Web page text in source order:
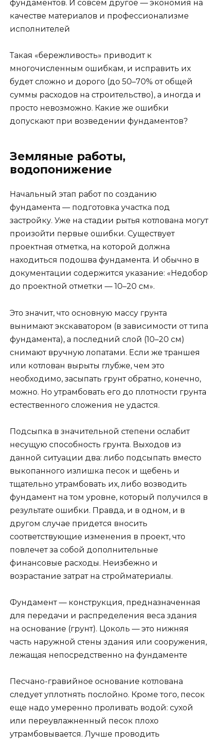
фундаментов. И совсем другое — экономия на
качестве материалов и профессионализме
исполнителей
Такая «бережливость» приводит к
многочисленным ошибкам, и исправить их
будет сложно и дорого (до 50–70% от общей
суммы расходов на строительство), а иногда и
просто невозможно. Какие же ошибки
допускают при возведении фундаментов?
Земляные работы,
водопонижение
Начальный этап работ по созданию
фундамента — подготовка участка под
застройку. Уже на стадии рытья котлована могут
произойти первые ошибки. Существует
проектная отметка, на которой должна
находиться подошва фундамента. И обычно в
документации содержится указание: «Недобор
до проектной отметки — 10–20 см».
Это значит, что основную массу грунта
вынимают экскаватором (в зависимости от типа
фундамента), а последний слой (10–20 см)
снимают вручную лопатами. Если же траншея
или котлован вырыты глубже, чем это
необходимо, засыпать грунт обратно, конечно,
можно. Но утрамбовать его до плотности грунта
естественного сложения не удастся.
Подсыпка в значительной степени ослабит
несущую способность грунта. Выходов из
данной ситуации два: либо подсыпать вместо
выкопанного излишка песок и щебень и
тщательно утрамбовать их, либо возводить
фундамент на том уровне, который получился в
результате ошибки. Правда, и в одном, и в
другом случае придется вносить
соответствующие изменения в проект, что
повлечет за собой дополнительные
финансовые расходы. Неизбежно и
возрастание затрат на стройматериалы.
Фундамент — конструкция, предназначенная
для передачи и распределения веса здания
на основание (грунт). Цоколь — это нижняя
часть наружной стены здания или сооружения,
лежащая непосредственно на фундаменте
Песчано-гравийное основание котлована
следует уплотнять послойно. Кроме того, песок
еще надо умеренно проливать водой: сухой
или переувлажненный песок плохо
утрамбовывается. Лучше проводить